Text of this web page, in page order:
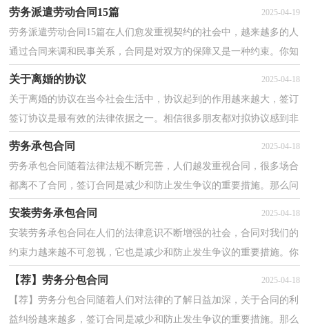
劳务派遣劳动合同15篇 2025-04-19
劳务派遣劳动合同15篇在人们愈发重视契约的社会中，越来越多的人
通过合同来调和民事关系，合同是对双方的保障又是一种约束。你知
道合同的主要内容是什么吗？以下是小编整理的劳务...
关于离婚的协议 2025-04-18
关于离婚的协议在当今社会生活中，协议起到的作用越来越大，签订
签订协议是最有效的法律依据之一。相信很多朋友都对拟协议感到非
劳务承包合同 2025-04-18
劳务承包合同随着法律法规不断完善，人们越发重视合同，很多场合
都离不了合同，签订合同是减少和防止发生争议的重要措施。那么问
题来了，到底应如何拟定合同呢？下面是小编整理的劳务...
安装劳务承包合同 2025-04-18
安装劳务承包合同在人们的法律意识不断增强的社会，合同对我们的
约束力越来越不可忽视，它也是减少和防止发生争议的重要措施。你
【荐】劳务分包合同 2025-04-18
【荐】劳务分包合同随着人们对法律的了解日益加深，关于合同的利
益纠纷越来越多，签订合同是减少和防止发生争议的重要措施。那么